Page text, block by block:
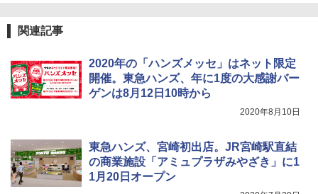
関連記事
2020年の「ハンズメッセ」はネット限定
開催。東急ハンズ、年に1度の大感謝バー
ゲンは8月12日10時から
2020年8月10日
東急ハンズ、宮崎初出店。JR宮崎駅直結
の商業施設「アミュプラザみやざき」に1
1月20日オープン